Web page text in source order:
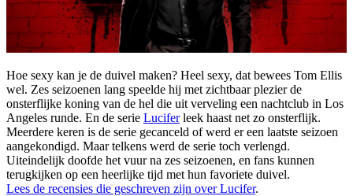
Hoe sexy kan je de duivel maken? Heel sexy, dat bewees Tom Ellis
wel. Zes seizoenen lang speelde hij met zichtbaar plezier de
onsterflijke koning van de hel die uit verveling een nachtclub in Los
Angeles runde. En de serie Luciferleek haast net zo onsterflijk.
Meerdere keren is de serie gecanceld of werd er een laatste seizoen
aangekondigd. Maar telkens werd de serie toch verlengd.
Uiteindelijk doofde het vuur na zes seizoenen, en fans kunnen
terugkijken op een heerlijke tijd met hun favoriete duivel.
Lees de recensies die geschreven zijn over Lucifer.